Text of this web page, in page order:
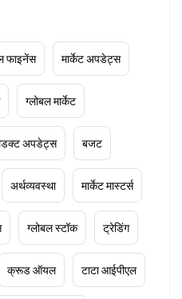
फाइनेंस मार्केट अपडेट्स
ग्लोबल मार्केट
अपडेट्स बजट
अर्थव्यवस्था मार्केट मास्टर्स
ग्लोबल स्टॉक ट्रेडिंग
क्रूड ऑयल टाटा आईपीएल